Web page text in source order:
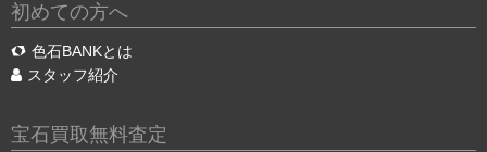
初めての方へ
色石BANKとは
スタッフ紹介
宝石買取無料査定